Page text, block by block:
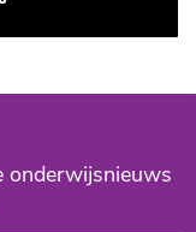
onderwijsnieuws